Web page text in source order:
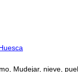
Mudejar, nieve,